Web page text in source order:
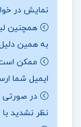
این کتاب به
صورت
درسنامه‌ها
پیچیده
اصولی و
نمایش در
همچنین
به همین
ایمیل شما
در صورتی
نظر نشدید